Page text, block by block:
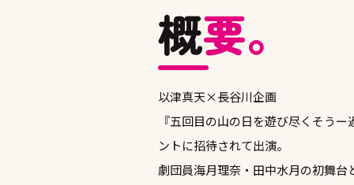
概要。
以津真天×長谷川企画
『五回目の山の日を遊び尽くそう
ントに招待されて出演。
劇団員海月理奈・田中水月の初舞台